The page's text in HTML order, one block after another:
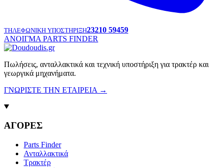
ΤΗΛΕΦΩΝΙΚΗ ΥΠΟΣΤΗΡΙΞΗ23210 59459
ΑΝΟΙΓΜΑ PARTS FINDER
Πωλήσεις, ανταλλακτικά και τεχνική υποστήριξη για τρακτέρ και
γεωργικά μηχανήματα.
ΓΝΩΡΙΣΤΕ ΤΗΝ ΕΤΑΙΡΕΙΑ →
ΑΓΟΡΕΣ
Parts Finder
Ανταλλακτικά
Τρακτέρ